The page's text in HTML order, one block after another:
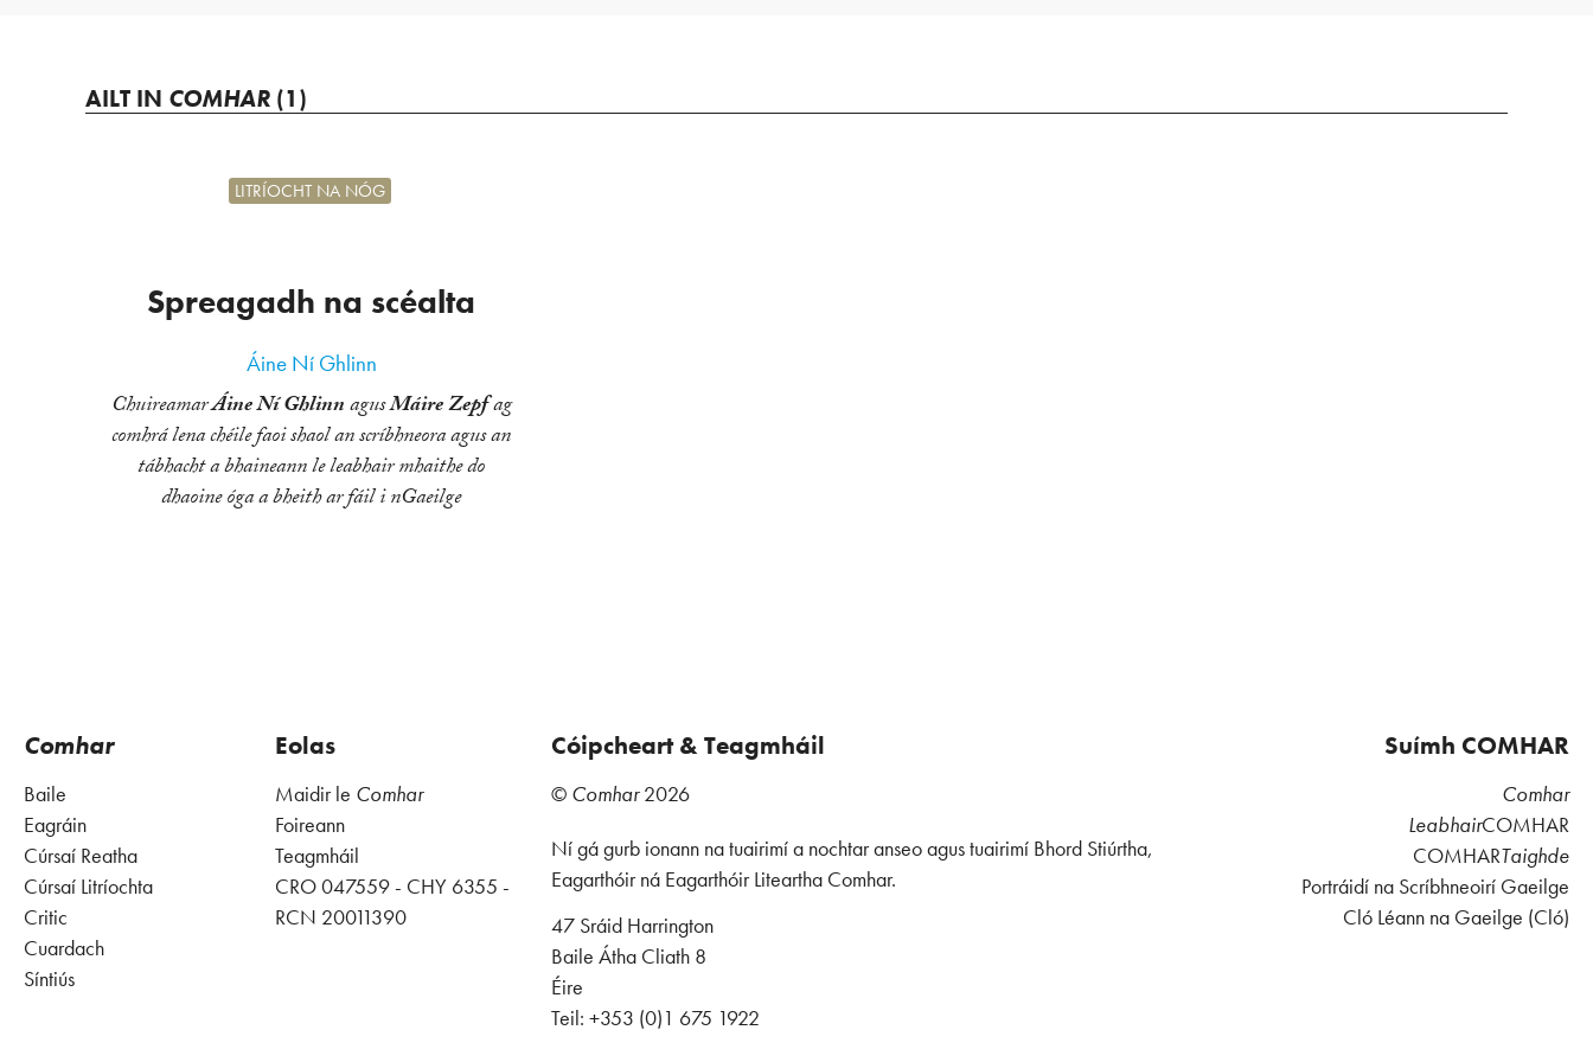
AILT IN COMHAR (1)
Spreagadh na scéalta
LITRÍOCHT NA NÓG
Áine Ní Ghlinn
ChuireamarÁine Ní GhlinnagusMáire Zepfag
comhrá lena chéile faoi shaol an scríbhneora agus an
tábhacht a bhaineann le leabhair mhaithe do
dhaoine óga a bheith ar fáil i nGaeilge
Comhar
Baile
Eagráin
Cúrsaí Reatha
Cúrsaí Litríochta
Critic
Cuardach
Síntiús
Eolas
Maidir le Comhar
Foireann
Teagmháil
CRO 047559 - CHY 6355 -
RCN 20011390
Cóipcheart & Teagmháil
© Comhar2026
Ní gá gurb ionann na tuairimí a nochtar anseo agus tuairimí Bhord Stiúrtha,
Eagarthóir ná Eagarthóir Liteartha Comhar.
47 Sráid Harrington
Baile Átha Cliath 8
Éire
Teil: +353 (0)1 675 1922
Suímh COMHAR
Comhar
LeabhairCOMHAR
COMHARTaighde
Portráidí na Scríbhneoirí Gaeilge
Cló Léann na Gaeilge (Cló)